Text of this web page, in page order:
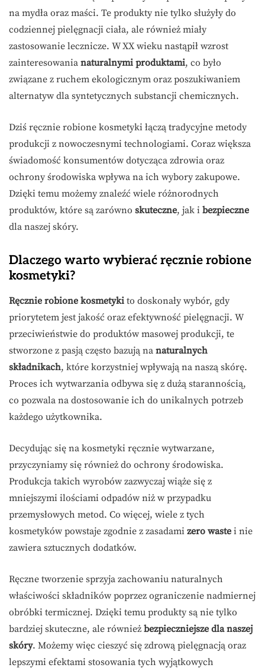
na mydła oraz maści. Te produkty nie tylko służyły do
codziennej pielęgnacji ciała, ale również miały
zastosowanie lecznicze. W XX wieku nastąpił wzrost
zainteresowania naturalnymi produktami, co było
związane z ruchem ekologicznym oraz poszukiwaniem
alternatyw dla syntetycznych substancji chemicznych.
Dziś ręcznie robione kosmetyki łączą tradycyjne metody
produkcji z nowoczesnymi technologiami. Coraz większa
świadomość konsumentów dotycząca zdrowia oraz
ochrony środowiska wpływa na ich wybory zakupowe.
Dzięki temu możemy znaleźć wiele różnorodnych
produktów, które są zarówno skuteczne, jak i bezpieczne
dla naszej skóry.
Dlaczego warto wybierać ręcznie robione
kosmetyki?
Ręcznie robione kosmetyki to doskonały wybór, gdy
priorytetem jest jakość oraz efektywność pielęgnacji. W
przeciwieństwie do produktów masowej produkcji, te
stworzone z pasją często bazują na naturalnych
składnikach, które korzystniej wpływają na naszą skórę.
Proces ich wytwarzania odbywa się z dużą starannością,
co pozwala na dostosowanie ich do unikalnych potrzeb
każdego użytkownika.
Decydując się na kosmetyki ręcznie wytwarzane,
przyczyniamy się również do ochrony środowiska.
Produkcja takich wyrobów zazwyczaj wiąże się z
mniejszymi ilościami odpadów niż w przypadku
przemysłowych metod. Co więcej, wiele z tych
kosmetyków powstaje zgodnie z zasadami zero waste i nie
zawiera sztucznych dodatków.
Ręczne tworzenie sprzyja zachowaniu naturalnych
właściwości składników poprzez ograniczenie nadmiernej
obróbki termicznej. Dzięki temu produkty są nie tylko
bardziej skuteczne, ale również bezpieczniejsze dla naszej
skóry. Możemy więc cieszyć się zdrową pielęgnacją oraz
lepszymi efektami stosowania tych wyjątkowych